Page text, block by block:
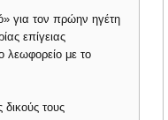
για τον πρώην ηγέτη
επίγειας
λεωφορείο με το
τους